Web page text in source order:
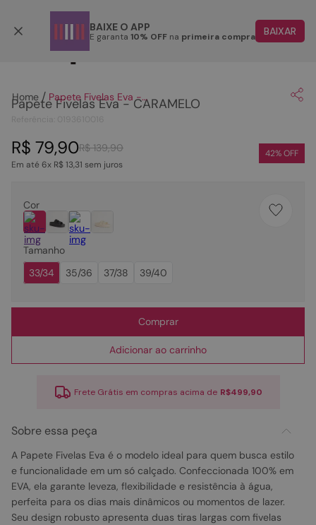
BAIXE O APP
E garanta 10% OFF na primeira compra BAIXAR
Papete Fivelas Eva - CARAMELO
Papete Fivelas Eva - CARAMELO
R$ 139,90
R$ 79,90
Em até6x R$13,31 sem juros
42% OFF
Cor
Tamanho
33/34
35/36 37/38 39/40
Comprar
Adicionar ao carrinho
Frete Grátis em compras acima de R$499,90
Sobre essa peça
A Papete Fivelas Eva é o modelo ideal para quem busca estilo
e funcionalidade em um só calçado. Confeccionada 100% em
EVA, ela garante leveza, flexibilidade e resistência à água,
perfeita para os dias mais dinâmicos ou momentos de lazer.
Seu design robusto apresenta duas tiras largas com fivelas
2º
tenis
4º
rasteira
tamanco
bolsa
sapatilha
couro